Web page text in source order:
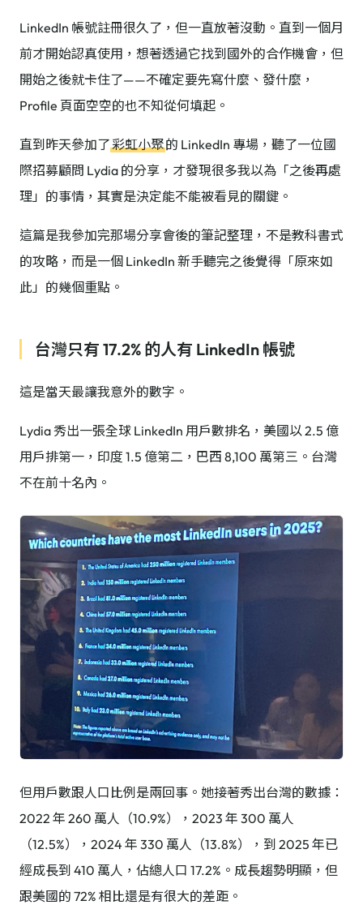
LinkedIn 帳號註冊很久了，但一直放著沒動。直到一個月
前才開始認真使用，想著透過它找到國外的合作機會，但
開始之後就卡住了——不確定要先寫什麼、發什麼，
Profile 頁面空空的也不知從何填起。
直到昨天參加了彩虹小聚的 LinkedIn 專場，聽了一位國
際招募顧問 Lydia 的分享，才發現很多我以為「之後再處
理」的事情，其實是決定能不能被看見的關鍵。
這篇是我參加完那場分享會後的筆記整理，不是教科書式
的攻略，而是一個 LinkedIn 新手聽完之後覺得「原來如
此」的幾個重點。
台灣只有 17.2% 的人有 LinkedIn 帳號
這是當天最讓我意外的數字。
Lydia 秀出一張全球 LinkedIn 用戶數排名，美國以 2.5 億
用戶排第一，印度 1.5 億第二，巴西 8,100 萬第三。台灣
不在前十名內。
但用戶數跟人口比例是兩回事。她接著秀出台灣的數據：
2022 年 260 萬人（10.9%），2023 年 300 萬人
（12.5%），2024 年 330 萬人（13.8%），到 2025 年已
經成長到 410 萬人，佔總人口 17.2%。成長趨勢明顯，但
跟美國的 72% 相比還是有很大的差距。